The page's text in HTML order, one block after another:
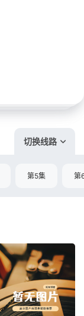
切换线路
第5集 第